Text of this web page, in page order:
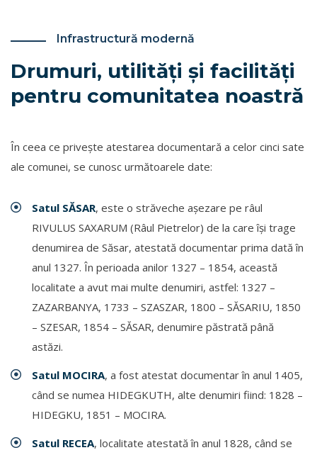
Infrastructură modernă
Drumuri, utilități și facilități
pentru comunitatea noastră
În ceea ce priveşte atestarea documentară a celor cinci sate
ale comunei, se cunosc următoarele date:
Satul SĂSAR, este o străveche aşezare pe râul
RIVULUS SAXARUM (Râul Pietrelor) de la care îşi trage
denumirea de Săsar, atestată documentar prima dată în
anul 1327. În perioada anilor 1327 – 1854, această
localitate a avut mai multe denumiri, astfel: 1327 –
ZAZARBANYA, 1733 – SZASZAR, 1800 – SĂSARIU, 1850
– SZESAR, 1854 – SĂSAR, denumire păstrată până
astăzi.
Satul MOCIRA, a fost atestat documentar în anul 1405,
când se numea HIDEGKUTH, alte denumiri fiind: 1828 –
HIDEGKU, 1851 – MOCIRA.
Satul RECEA, localitate atestată în anul 1828, când se